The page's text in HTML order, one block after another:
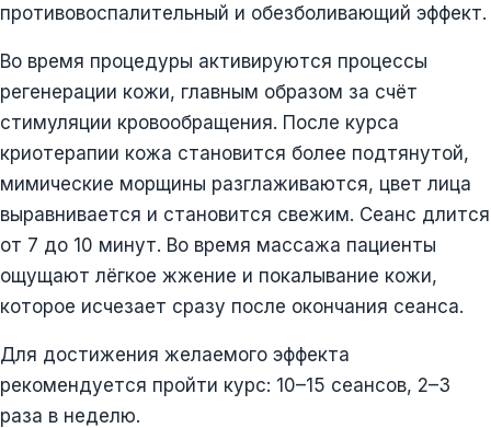
противовоспалительный и обезболивающий эффект.
Во время процедуры активируются процессы
регенерации кожи, главным образом за счёт
стимуляции кровообращения. После курса
криотерапии кожа становится более подтянутой,
мимические морщины разглаживаются, цвет лица
выравнивается и становится свежим. Сеанс длится
от 7 до 10 минут. Во время массажа пациенты
ощущают лёгкое жжение и покалывание кожи,
которое исчезает сразу после окончания сеанса.
Для достижения желаемого эффекта
рекомендуется пройти курс: 10–15 сеансов, 2–3
раза в неделю.